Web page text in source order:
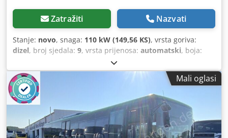
Zatražiti Nazvati
Stanje: novo, snaga: 110 kW (149,56 KS), vrsta goriva:
dizel, broj sjedala: 9, vrsta prijenosa: automatski, boja:
2026
elektronički program stabilnosti (ESP), filtar čestica,
grijač za parkiranje, klima uređaj
Mali oglasi